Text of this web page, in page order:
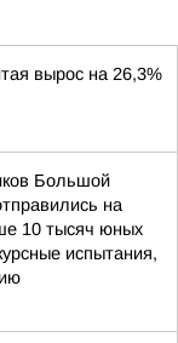
вырос на 26,3%
Большой
на
10 тысяч юных
испытания,